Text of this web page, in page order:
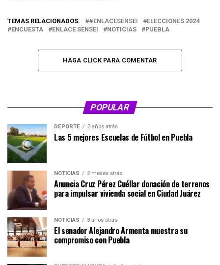
TEMAS RELACIONADOS: #ENLACESENSEI
ELECCIONES 2024
ENCUESTA
ENLACE SENSEI NOTICIAS PUEBLA
HAGA CLICK PARA COMENTAR
POPULAR
DEPORTE 3 años atrás
Las 5 mejores Escuelas de Fútbol en Puebla
NOTICIAS 2 meses atrás
Anuncia Cruz Pérez Cuéllar donación de terrenos
para impulsar vivienda social en Ciudad Juárez
NOTICIAS 3 años atrás
El senador Alejandro Armenta muestra su
compromiso con Puebla